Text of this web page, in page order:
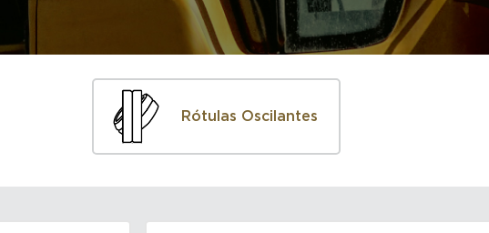
Rótulas Oscilantes